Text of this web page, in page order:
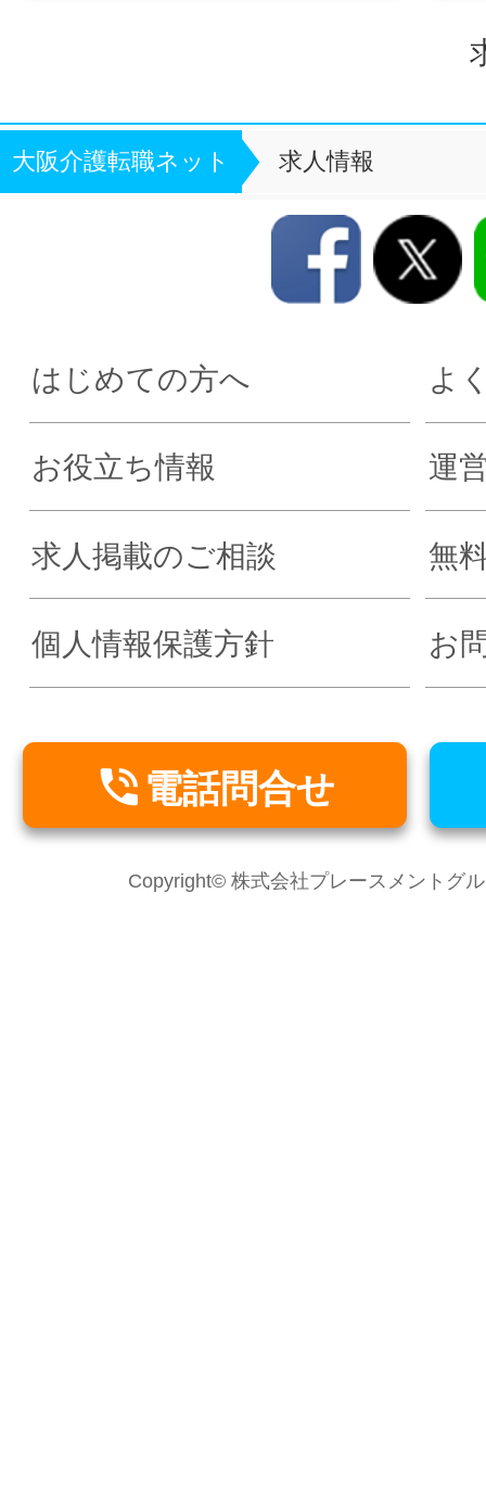
大阪介護転職ネット 求人情報
はじめての方へ よ
お役立ち情報 運
求人掲載のご相談 無
個人情報保護方針 お
 電話問合せ
Copyright© 株式会社プレースメントグ